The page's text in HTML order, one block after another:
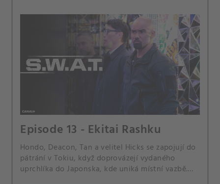
Episode 13 - Ekitai Rashku
Hondo, Deacon, Tan a velitel Hicks se zapojují do
pátrání v Tokiu, když doprovázejí vydaného
uprchlíka do Japonska, kde uniká místní vazbě.